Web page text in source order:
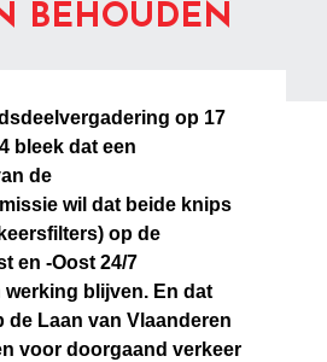
BEHOUDEN
op 17
bleek dat een
de
wil dat beide knips
op de
en -Oost 24/7
blijven. En dat
de Laan van Vlaanderen
voor doorgaand verkeer